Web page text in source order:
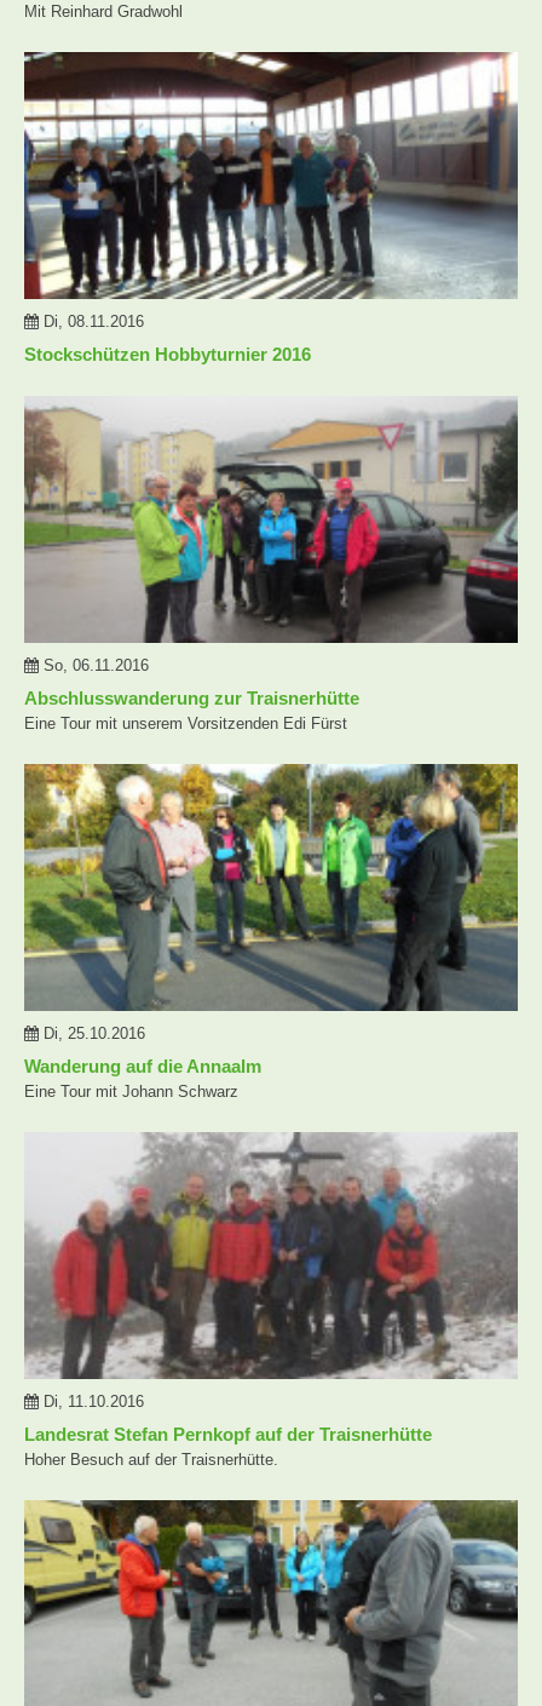
Mit Reinhard Gradwohl
Di, 08.11.2016
Stockschützen Hobbyturnier 2016
So, 06.11.2016
Abschlusswanderung zur Traisnerhütte
Eine Tour mit unserem Vorsitzenden Edi Fürst
Di, 25.10.2016
Wanderung auf die Annaalm
Eine Tour mit Johann Schwarz
Di, 11.10.2016
Landesrat Stefan Pernkopf auf der Traisnerhütte
Hoher Besuch auf der Traisnerhütte.